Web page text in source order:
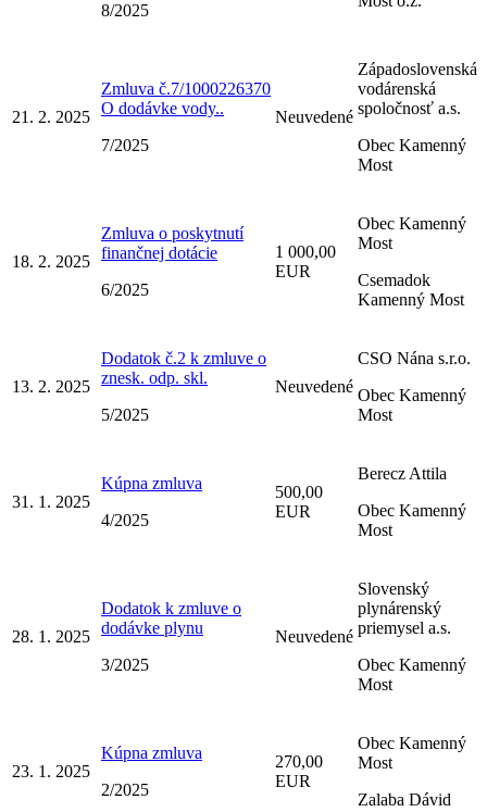
8/2025
21. 2. 2025
Zmluva č.7/1000226370
O dodávke vody..
7/2025
Neuvedené
Západoslovenská
vodárenská
spoločnosť a.s.
Obec Kamenný
Most
18. 2. 2025
Zmluva o poskytnutí
finančnej dotácie
6/2025
1 000,00
EUR
Obec Kamenný
Most
Csemadok
Kamenný Most
13. 2. 2025
Dodatok č.2 k zmluve o
znesk. odp. skl.
5/2025
Neuvedené
CSO Nána s.r.o.
Obec Kamenný
Most
31. 1. 2025
Kúpna zmluva
4/2025
500,00
EUR
Berecz Attila
Obec Kamenný
Most
28. 1. 2025
Dodatok k zmluve o
dodávke plynu
3/2025
Neuvedené
Slovenský
plynárenský
priemysel a.s.
Obec Kamenný
Most
23. 1. 2025
Kúpna zmluva
2/2025
270,00
EUR
Obec Kamenný
Most
Zalaba Dávid